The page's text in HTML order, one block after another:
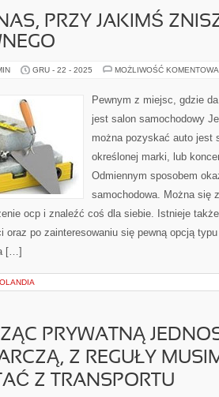
PRZY JAKIMŚ
GRU - 22 - 2025 MOŻLIWOŚĆ
Pewnym z miejsc, gdzie
jest salon samochodowy
można pozyskać auto jest
określonej marki, lub
Odmiennym sposobem
samochodowa. Można się
ocp i znaleźć coś dla siebie. Istnieje
oraz po zainteresowaniu się pewną opcją
[…]
PRYWATNĄ
Z REGUŁY
Z TRANSPORTU